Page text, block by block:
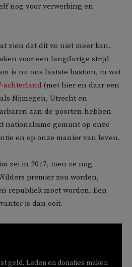
nog voor verwerking en
zien dat dit zo niet meer kan.
voor een langdurige strijd
is nu ons laatste bastion, in wat
achterland (met hier en daar een
Nijmegen, Utrecht en
aan de poorten hebben
nationalisme gemunt op onze
en op onze manier van leven.
zei in 2017, toen ze nog
premier zou worden,
republiek moet worden. Een
is dan ooit.
geld. Leden en donaties maken